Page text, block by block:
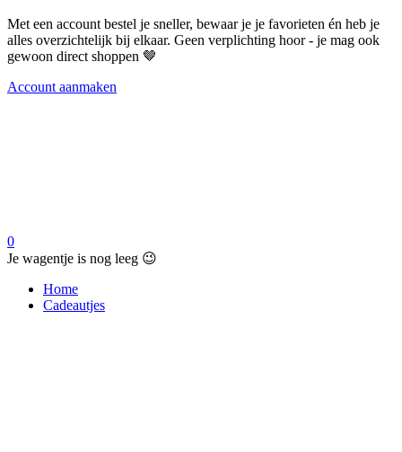
Met een account bestel je sneller, bewaar je je favorieten én heb je
alles overzichtelijk bij elkaar. Geen verplichting hoor - je mag ook
gewoon direct shoppen 🤎
Account aanmaken
0
Je wagentje is nog leeg 😉
Home
Cadeautjes